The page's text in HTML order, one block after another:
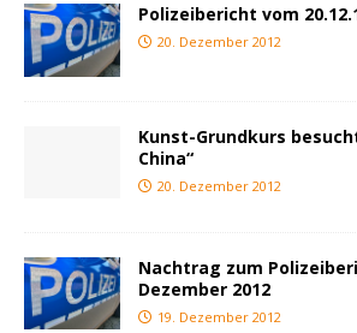
Polizeibericht vom
20. Dezember 2012
Kunst-Grundkurs
China“
20. Dezember 2012
Nachtrag zum
Dezember 2012
19. Dezember 2012